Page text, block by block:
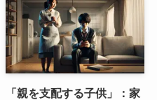
「親を支配する子供」：家